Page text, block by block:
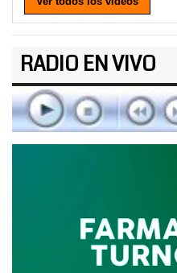
RADIO EN VIVO